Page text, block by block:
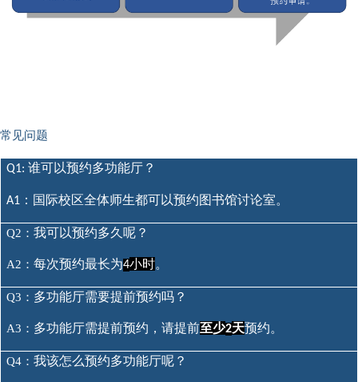
常见问题
Q1: 谁可以预约多功能厅？
A1 ：国际校区全体师生都可以预约图书馆讨论室。
Q2： 我可以预约多久呢？
A2： 每次预约最长为4小时。
Q3： 多功能厅需要提前预约吗？
A3： 多功能厅需提前预约，请提前至少2天预约。
Q4： 我该怎么预约多功能厅呢？